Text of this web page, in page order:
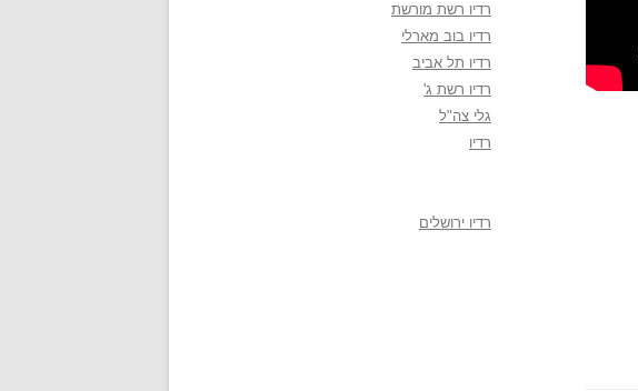
רדיו רשת מורשת
רדיו בוב מארלי
רדיו תל אביב
רדיו רשת ג'
גלי צה"ל
רדיו
רדיו ירושלים